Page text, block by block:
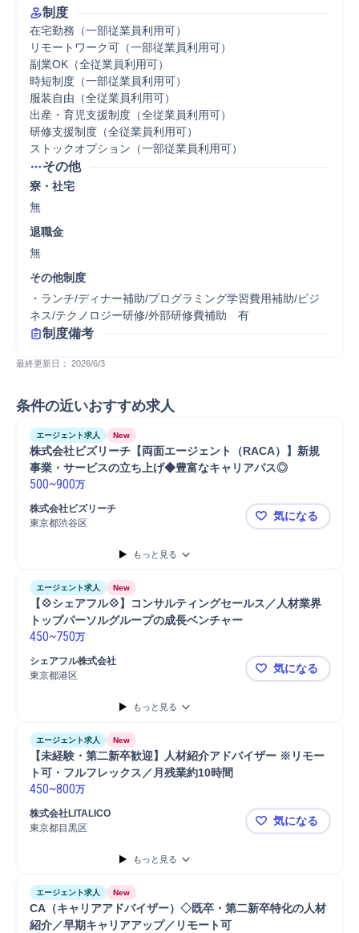
制度
在宅勤務（一部従業員利用可）
リモートワーク可（一部従業員利用可）
副業OK（全従業員利用可）
時短制度（一部従業員利用可）
服装自由（全従業員利用可）
出産・育児支援制度（全従業員利用可）
研修支援制度（全従業員利用可）
ストックオプション（一部従業員利用可）
その他
寮・社宅
無
退職金
無
その他制度
・ランチ/ディナー補助/プログラミング学習費用補助/ビジ
ネス/テクノロジー研修/外部研修費補助　有
制度備考
最終更新日： 2026/6/3
条件の近いおすすめ求人
エージェント求人 New
株式会社ビズリーチ【両面エージェント（RACA）】新規
事業・サービスの立ち上げ◆豊富なキャリアパス◎
500~900万
株式会社ビズリーチ
東京都渋谷区
株式会社ビ
気になる
もっと見る
エージェント求人 New
【💠シェアフル💠】コンサルティングセールス／人材業界
トップパーソルグループの成長ベンチャー
450~750万
シェアフル株式会社
東京都港区
【💠シェア
気になる
もっと見る
エージェント求人 New
【未経験・第二新卒歓迎】人材紹介アドバイザー ※リモー
450~800万
株式会社LITALICO
東京都目黒区
【未経験・
気になる
もっと見る
エージェント求人 New
CA（キャリアアドバイザー）◇既卒・第二新卒特化の人材